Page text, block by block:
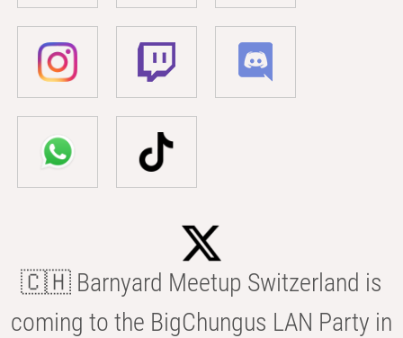
🇨🇭 Barnyard Meetup Switzerland is
coming to the BigChungus LAN Party in